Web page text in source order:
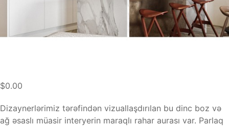
$0.00
Dizaynerlərimiz tərəfindən vizuallaşdırılan bu dinc boz və
ağ əsaslı müasir interyerin maraqlı rahar aurası var. Parlaq